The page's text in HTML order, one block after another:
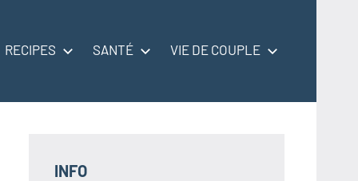
RECIPES SANTÉ VIE DE COUPLE
INFO